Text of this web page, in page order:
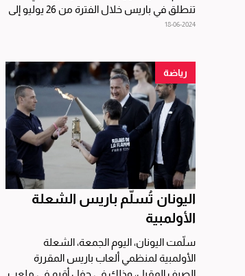
تنطلق في باريس خلال الفترة من 26 يوليو إلى
11 أغسطس المقبلين،...
18-06-2024
رياضة
اليونان تُسلّم باريس الشعلة
الأولمبية
سلّمت اليونان، اليوم الجمعة، الشعلة
الأولمبية لمنظمي ألعاب باريس المقررة
الصيف المقبل، وذلك في حفل أقيم في ملعب